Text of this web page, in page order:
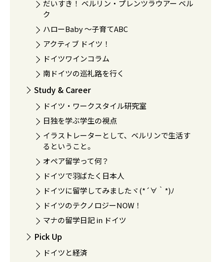
だいすき！ ベルリン・プレンツラウアー ベル
ク
ハローBaby 〜子育てABC
アクティブ ドイツ！
ドイツワインコラム
南ドイツの巡礼路を行く
Study & Career
ドイツ・ワークスタイル研究室
日独を学ぶ学生の視点
イラストレーターとして、ベルリンで生活す
るということ。
オペア留学って何？
ドイツで羽ばたく日本人
ドイツに留学してみましたヾ(*´∀｀*)ﾉ
ドイツのテクノロジーNOW！
マナの留学日記 in ドイツ
Pick Up
ドイツと経済